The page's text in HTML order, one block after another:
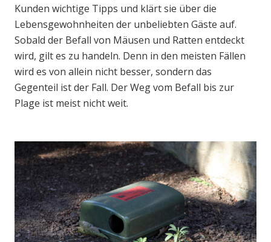
Kunden wichtige Tipps und klärt sie über die
Lebensgewohnheiten der unbeliebten Gäste auf.
Sobald der Befall von Mäusen und Ratten entdeckt
wird, gilt es zu handeln. Denn in den meisten Fällen
wird es von allein nicht besser, sondern das
Gegenteil ist der Fall. Der Weg vom Befall bis zur
Plage ist meist nicht weit.